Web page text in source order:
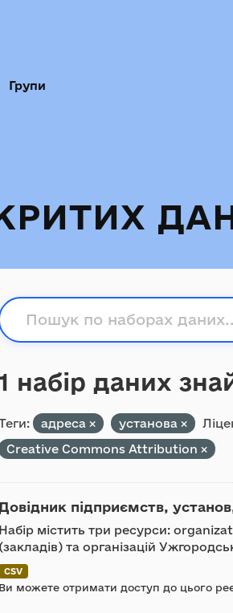
Групи
1 набір даних
адреса установа
Creative Commons Attribution
підприємств,
Набір містить три ресурси:
(закладів) та організацій
CSV
Ви можете отримати доступ до цього